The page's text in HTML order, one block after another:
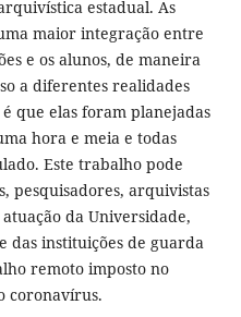
estadual. As
maior integração entre
e os alunos, de maneira
a diferentes realidades
que elas foram planejadas
hora e meia e todas
Este trabalho pode
pesquisadores, arquivistas
da Universidade,
das instituições de guarda
remoto imposto no
coronavírus.